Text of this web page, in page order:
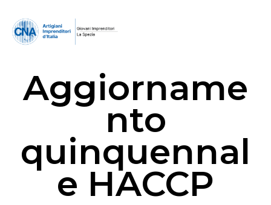
Aggiorname
nto
quinquennal
e HACCP